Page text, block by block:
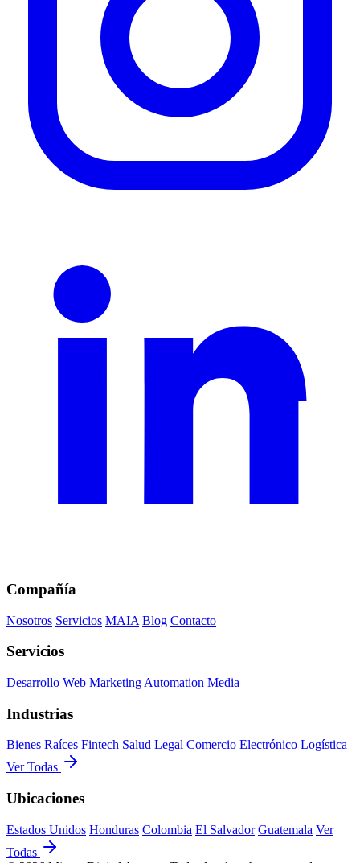
Compañía
Nosotros Servicios MAIA Blog Contacto
Servicios
Desarrollo Web Marketing Automation Media
Industrias
Bienes Raíces Fintech Salud Legal Comercio Electrónico Logística
Ver Todas
Ubicaciones
Estados Unidos Honduras Colombia El Salvador Guatemala Ver
Todas